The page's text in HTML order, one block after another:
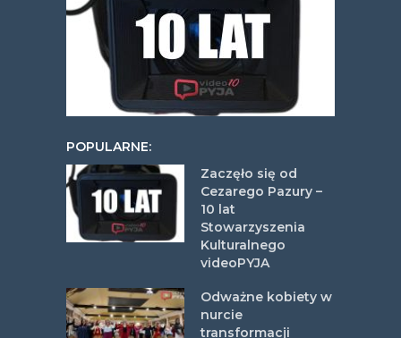
POPULARNE:
Zaczęło się od
Cezarego Pazury –
10 lat
Stowarzyszenia
Kulturalnego
videoPYJA
Odważne kobiety w
nurcie
transformacji